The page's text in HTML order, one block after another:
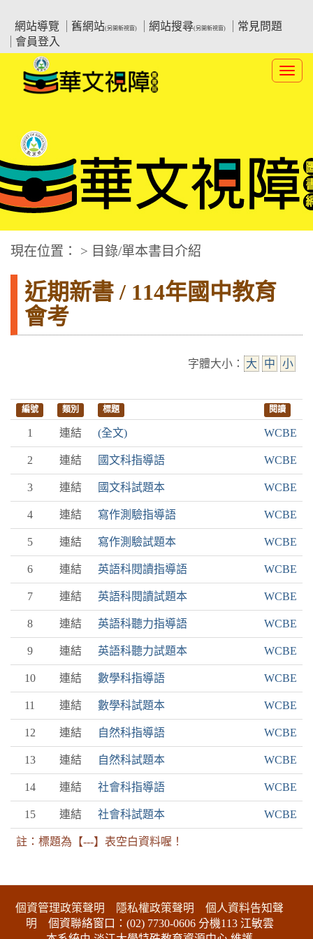
要
網站導覽
舊網站(另開新視窗) 網站搜尋(另開新視窗)
常見問題
會員登入
:::中央區塊
華文視障電子圖書網
現在位置： > 目錄/單本書目介紹
近期新書 / 114年國中教育
會考
字體大小： 大 中 小
編號 類別 標題 閱讀
1 連結 (全文) WCBE
2 連結 國文科指導語 WCBE
3 連結 國文科試題本 WCBE
4 連結 寫作測驗指導語 WCBE
5 連結 寫作測驗試題本 WCBE
6 連結 英語科閱讀指導語 WCBE
7 連結 英語科閱讀試題本 WCBE
8 連結 英語科聽力指導語 WCBE
9 連結 英語科聽力試題本 WCBE
10 連結 數學科指導語 WCBE
11 連結 數學科試題本 WCBE
12 連結 自然科指導語 WCBE
13 連結 自然科試題本 WCBE
14 連結 社會科指導語 WCBE
15 連結 社會科試題本 WCBE
註：標題為【---】表空白資料喔！
個資管理政策聲明 隱私權政策聲明
個人資料告知聲
明 個資聯絡窗口：(02) 7730-0606 分機113 江敏雲